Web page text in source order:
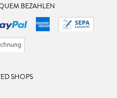
BEZAHLEN
SHOPS